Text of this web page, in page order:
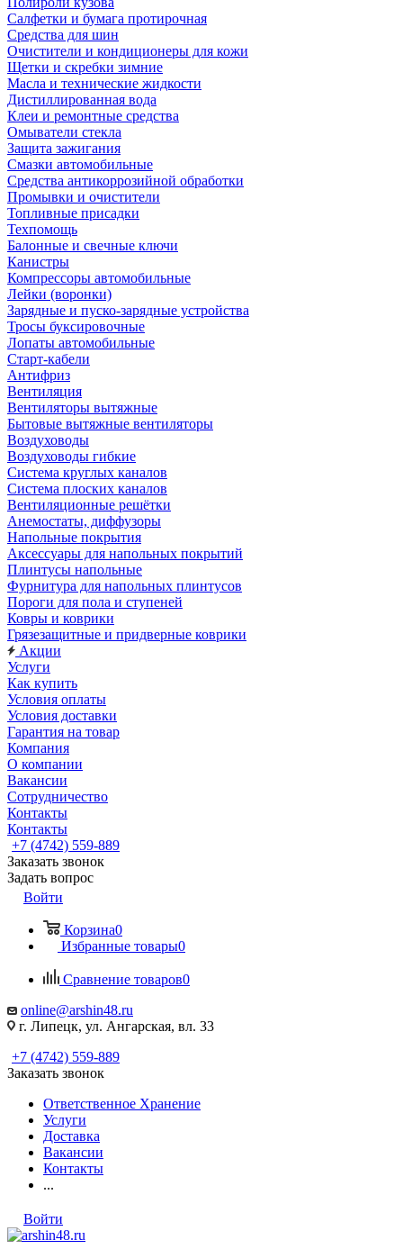
Салфетки и бумага протирочная
Средства для шин
Очистители и кондиционеры для кожи
Щетки и скребки зимние
Масла и технические жидкости
Дистиллированная вода
Клеи и ремонтные средства
Омыватели стекла
Защита зажигания
Смазки автомобильные
Средства антикоррозийной обработки
Промывки и очистители
Топливные присадки
Техпомощь
Балонные и свечные ключи
Канистры
Компрессоры автомобильные
Лейки (воронки)
Зарядные и пуско-зарядные устройства
Тросы буксировочные
Лопаты автомобильные
Старт-кабели
Антифриз
Вентиляция
Вентиляторы вытяжные
Бытовые вытяжные вентиляторы
Воздуховоды
Воздуховоды гибкие
Система круглых каналов
Система плоских каналов
Вентиляционные решётки
Анемостаты, диффузоры
Напольные покрытия
Аксессуары для напольных покрытий
Плинтусы напольные
Фурнитура для напольных плинтусов
Пороги для пола и ступеней
Ковры и коврики
Грязезащитные и придверные коврики
Акции
Услуги
Как купить
Условия оплаты
Условия доставки
Гарантия на товар
Компания
О компании
Вакансии
Сотрудничество
Контакты
Контакты
+7 (4742) 559-889
Заказать звонок
Задать вопрос
Войти
Корзина0
Избранные товары0
Сравнение товаров0
online@arshin48.ru
г. Липецк, ул. Ангарская, вл. 33
+7 (4742) 559-889
Заказать звонок
Ответственное Хранение
Услуги
Доставка
Вакансии
Контакты
...
Войти